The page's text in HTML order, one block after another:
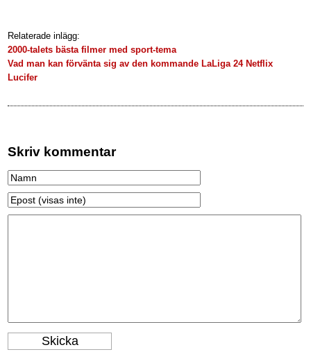
Relaterade inlägg:
2000-talets bästa filmer med sport-tema
Vad man kan förvänta sig av den kommande LaLiga 24 Netflix
Lucifer
Skriv kommentar